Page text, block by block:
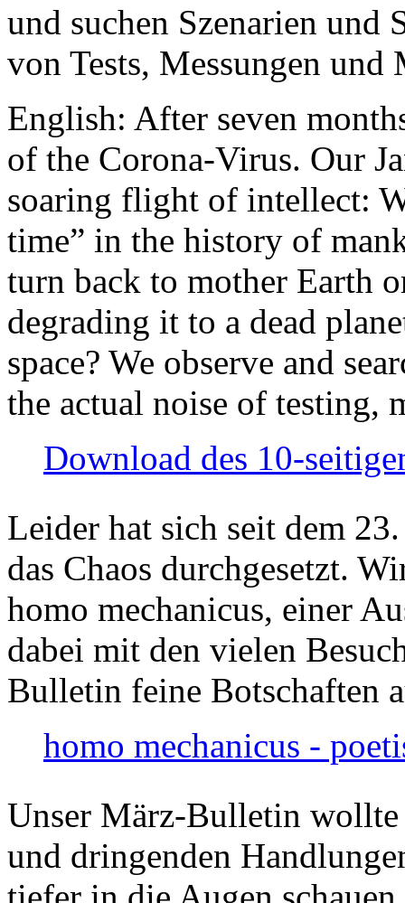
und suchen Szenarien und
von Tests, Messungen und
English: After seven
of the Corona-Virus. Our
soaring flight of intellect:
time” in the history of
turn back to mother Earth
degrading it to a dead
space? We observe and
the actual noise of testing,
Download des 10-
Leider hat sich seit dem
das Chaos durchgesetzt.
homo mechanicus, einer
dabei mit den vielen
Bulletin feine Botschaften
homo mechanicus -
Unser März-Bulletin
und dringenden